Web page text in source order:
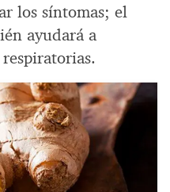
los síntomas; el
ayudará a